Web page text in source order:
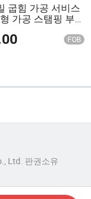
굽힘 가공 서비스
가공 스탬핑 부
FOB
Ltd. 판권소유